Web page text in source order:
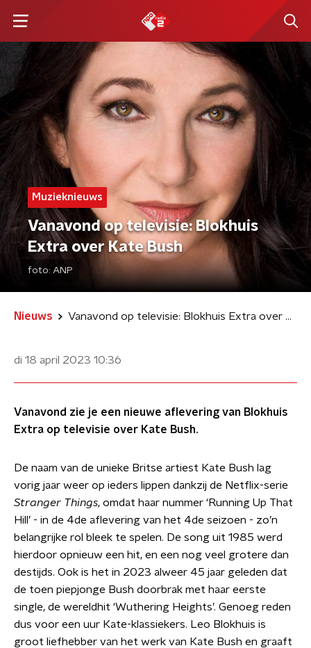
Muzieknieuws
Vanavond op televisie: Blokhuis
Extra over Kate Bush
foto: ANP
Nieuws Vanavond op televisie: Blokhuis Extra over Kate Bush
di 18 april 2023 10:36
Vanavond zie je een nieuwe aflevering van Blokhuis
Extra op televisie over Kate Bush.
De naam van de unieke Britse artiest Kate Bush lag
vorig jaar weer op ieders lippen dankzij de Netflix-serie
Stranger Things, omdat haar nummer ‘Running Up That
Hill’ - in de 4de aflevering van het 4de seizoen - zo’n
belangrijke rol bleek te spelen. De song uit 1985 werd
hierdoor opnieuw een hit, en een nog veel grotere dan
destijds. Ook is het in 2023 alweer 45 jaar geleden dat
de toen piepjonge Bush doorbrak met haar eerste
single, de wereldhit ‘Wuthering Heights’. Genoeg reden
dus voor een uur Kate-klassiekers. Leo Blokhuis is
groot liefhebber van het werk van Kate Bush en graaft